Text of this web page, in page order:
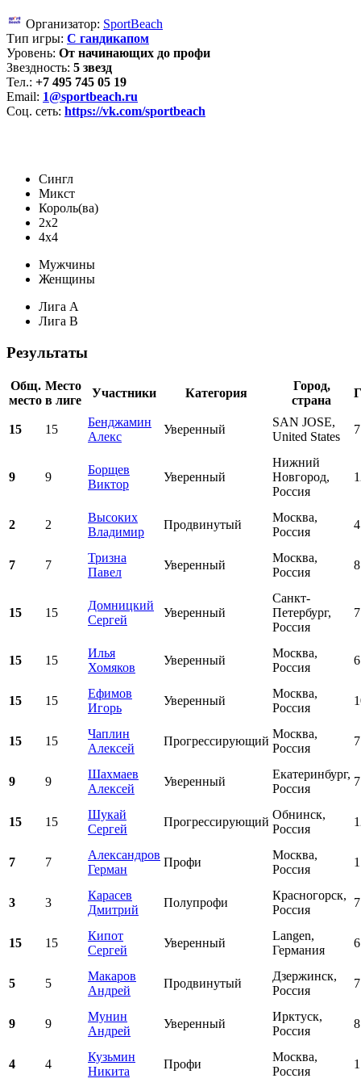
Организатор: SportBeach
Тип игры: С гандикапом
Уровень: От начинающих до профи
Звездность: 5 звезд
Тел.: +7 495 745 05 19
Email: 1@sportbeach.ru
Соц. сеть: https://vk.com/sportbeach
Сингл
Микст
Король(ва)
2х2
4х4
Мужчины
Женщины
Лига A
Лига B
Результаты
Общ.
место
Место
в лиге
Участники Категория
Город,
страна
15 15
Бенджамин
Алекс
Уверенный
SAN JOSE,
United States
7
9 9
Борщев
Виктор
Уверенный
Нижний
Новгород,
Россия
2 2
Высоких
Владимир
Продвинутый
Москва,
Россия
4
7 7
Тризна
Павел
Уверенный
Москва,
Россия
8
15 15
Домницкий
Сергей
Уверенный
Санкт-
Петербург,
Россия
7
15 15
Илья
Хомяков
Уверенный
Москва,
Россия
6
15 15
Ефимов
Игорь
Уверенный
Москва,
Россия
15 15
Чаплин
Алексей
Прогрессирующий
Москва,
Россия
7
9 9
Шахмаев
Алексей
Уверенный
Екатеринбург,
Россия
7
15 15
Шукай
Сергей
Прогрессирующий
Обнинск,
Россия
7 7
Александров
Герман
Профи
Москва,
Россия
1
3 3
Карасев
Дмитрий
Полупрофи
Красногорск,
Россия
7
15 15
Кипот
Сергей
Уверенный
Langen,
Германия
6
5 5
Макаров
Андрей
Продвинутый
Дзержинск,
Россия
7
9 9
Мунин
Андрей
Уверенный
Ирктуск,
Россия
8
4 4
Кузьмин
Никита
Профи
Москва,
Россия
1